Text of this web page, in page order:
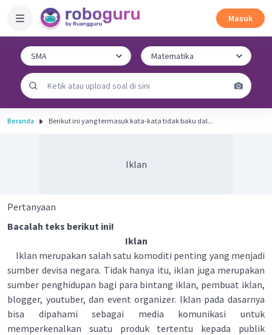
Masuk
Beranda Berikut ini yang termasuk kata-kata tidak baku dal...
Iklan
Pertanyaan
Bacalah teks berikut ini!
Iklan
Iklan merupakan salah satu komoditi penting yang menjadi
sumber devisa negara. Tidak hanya itu, iklan juga merupakan
sumber penghidupan bagi para bintang iklan, pembuat iklan,
blogger, youtuber, dan event organizer. Iklan pada dasarnya
bisa dipahami sebagai media komunikasi untuk
memperkenalkan suatu produk tertentu kepada publik